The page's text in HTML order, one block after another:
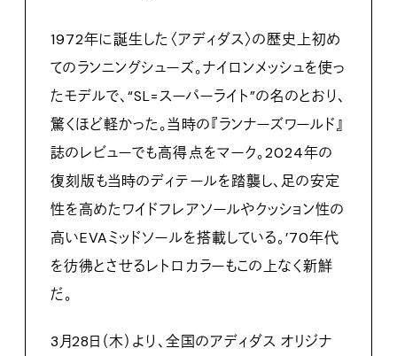
1972年に誕生した〈アディダス〉の歴史上初め
てのランニングシューズ。ナイロンメッシュを使っ
たモデルで、“SL=スーパーライト”の名のとおり、
驚くほど軽かった。当時の『ランナーズワールド』
誌のレビューでも高得点をマーク。2024年の
復刻版も当時のディテールを踏襲し、足の安定
性を高めたワイドフレアソールやクッション性の
高いEVAミッドソールを搭載している。’70年代
を彷彿とさせるレトロカラーもこの上なく新鮮
だ。
3月28日（木）より、全国のアディダス オリジナ